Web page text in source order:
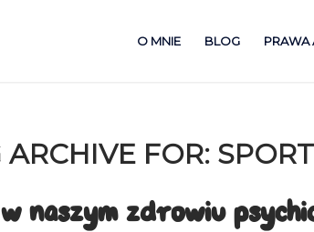
O MNIE BLOG PRAWA
ARCHIVE FOR: SPORT
naszym zdrowiu